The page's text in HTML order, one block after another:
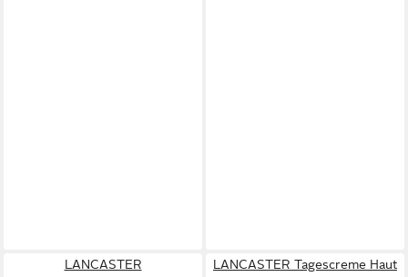
LANCASTER
LANCASTER Tagescreme Haut